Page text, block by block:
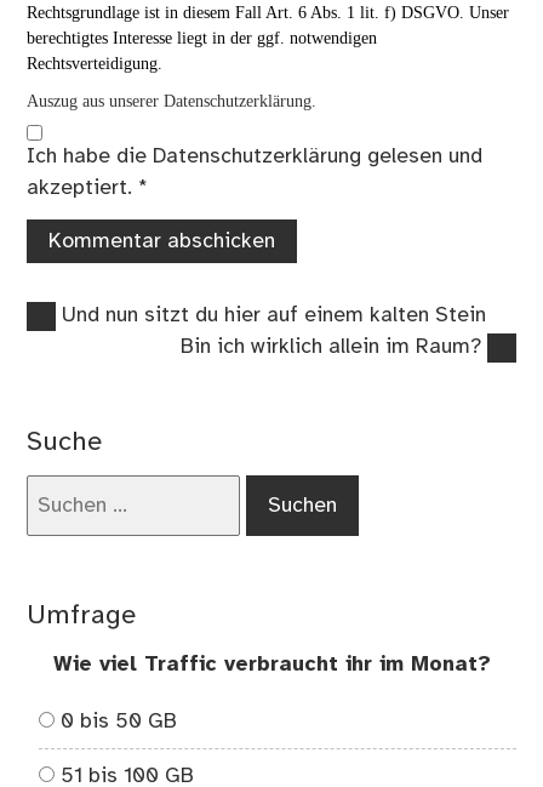
Rechtsgrundlage ist in diesem Fall Art. 6 Abs. 1 lit. f) DSGVO. Unser
berechtigtes Interesse liegt in der ggf. notwendigen
Rechtsverteidigung.
Auszug aus unserer Datenschutzerklärung.
Ich habe die Datenschutzerklärung gelesen und
akzeptiert. *
Beitragsnavigation
Vorheriger
Und nun sitzt du hier auf einem kalten Stein
Nächster
Bin ich wirklich allein im Raum?
Suche
Umfrage
Wie viel Traffic verbraucht ihr im Monat?
0 bis 50 GB
51 bis 100 GB